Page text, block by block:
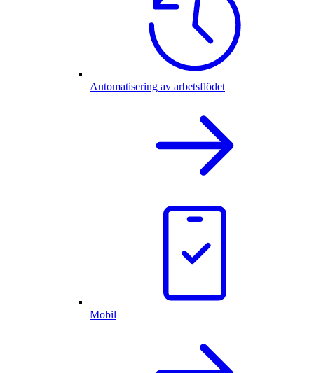
Automatisering av arbetsflödet
Mobil